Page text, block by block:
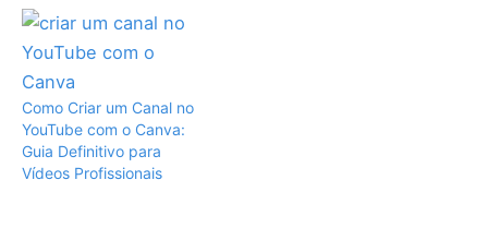
Como Criar um Canal no
YouTube com o Canva:
Guia Definitivo para
Vídeos Profissionais